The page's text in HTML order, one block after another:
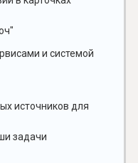
и системой
источников для
задачи